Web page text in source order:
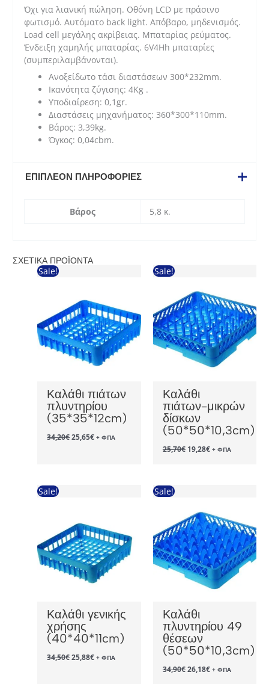
ποσότητα
Όχι για λιανική πώληση. Οθόνη LCD με πράσινο
φωτισμό. Αυτόματο back light. Απόβαρο, μηδενισμός.
Load cell μεγάλης ακρίβειας. Μπαταρίας ρεύματος.
Ένδειξη χαμηλής μπαταρίας. 6V4Hh μπαταρίες
(συμπεριλαμβάνονται).
Ανοξείδωτο τάσι διαστάσεων 300*232mm.
Ικανότητα ζύγισης: 4Kg .
Υποδιαίρεση: 0,1gr.
Διαστάσεις μηχανήματος: 360*300*110mm.
Βάρος: 3,39kg.
Όγκος: 0,04cbm.
ΕΠΙΠΛΈΟΝ ΠΛΗΡΟΦΟΡΊΕΣ
Βάρος 5,8 κ.
ΣΧΕΤΙΚΆ ΠΡΟΪΌΝΤΑ
Sale!
Καλάθι πιάτων
πλυντηρίου
(35*35*12cm)
34,20€Original
price
25,65€Η+ ΦΠΑ
Sale!
Καλάθι
πιάτων-μικρών
δίσκων
(50*50*10,3cm)
25,70€ Original
price
19,28€Η+ ΦΠΑ
Sale!
Καλάθι γενικής
χρήσης
(40*40*11cm)
34,50€Original
price
25,88€Η+ ΦΠΑ
Sale!
Καλάθι
πλυντηρίου 49
θέσεων
(50*50*10,3cm)
34,90€Original
price
26,18€Η+ ΦΠΑ